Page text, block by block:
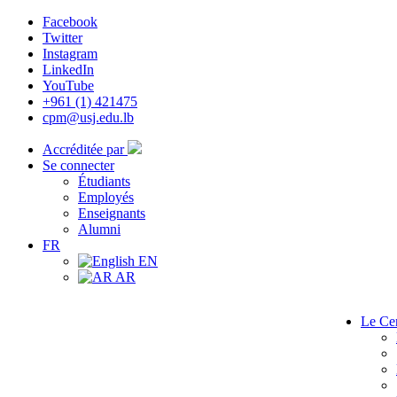
Facebook
Twitter
Instagram
LinkedIn
YouTube
+961 (1) 421475
cpm@usj.edu.lb
Accréditée par
Se connecter
Étudiants
Employés
Enseignants
Alumni
FR
EN
AR
Le